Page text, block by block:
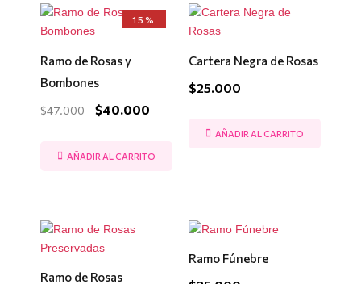
15%
Ramo de Rosas y
Bombones
$47.000
El
precio
era:
$40.000
El
precio
AÑADIR AL CARRITO
Cartera Negra de Rosas
$25.000
AÑADIR AL CARRITO
Ramo de Rosas
Ramo Fúnebre